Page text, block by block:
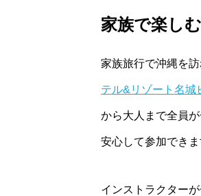
家族で楽し
家族旅行で沖縄を
テル&リゾート名城
から大人まで全員
安心して参加できま
インストラクター